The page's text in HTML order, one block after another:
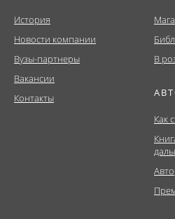
История
Новости компании
Вузы-партнеры
Вакансии
Контакты
В
Как